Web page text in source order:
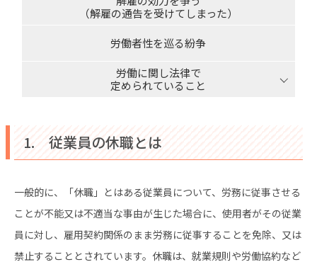
（解雇の通告を受けてしまった）
労働者性を巡る紛争
労働に関し法律で
定められていること
1. 従業員の休職とは
一般的に、「休職」とはある従業員について、労務に従事させる
ことが不能又は不適当な事由が生じた場合に、使用者がその従業
員に対し、雇用契約関係のまま労務に従事することを免除、又は
禁止することとされています。休職は、就業規則や労働協約など